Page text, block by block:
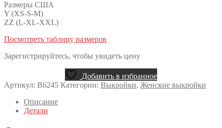
Размеры США
Y (XS-S-M)
ZZ (L-XL-XXL)
Посмотреть таблицу размеров
Зарегистрируйтесь, чтобы увидеть цену
Добавить в избранное
Артикул: B6245 Категории: Выкройки, Женские выкройки
Описание
Детали